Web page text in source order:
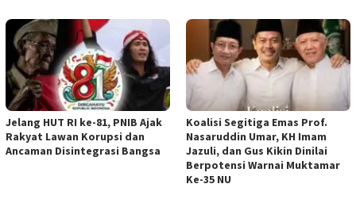
Jelang HUT RI ke-81, PNIB Ajak
Rakyat Lawan Korupsi dan
Ancaman Disintegrasi Bangsa
Koalisi Segitiga Emas Prof.
Nasaruddin Umar, KH Imam
Jazuli, dan Gus Kikin Dinilai
Berpotensi Warnai Muktamar
Ke-35 NU